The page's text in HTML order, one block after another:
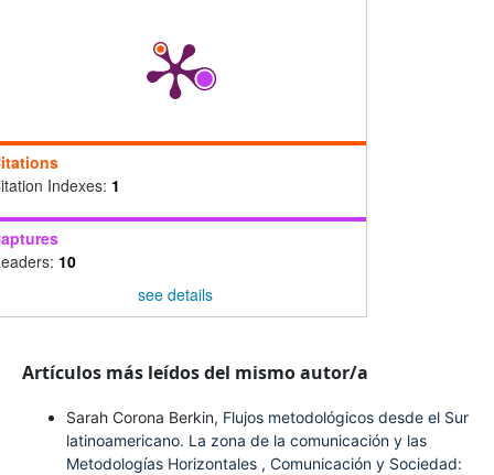
Indexes: 1
10
see details
Artículos más leídos del mismo autor/a
Sarah Corona Berkin, Flujos metodológicos desde el Sur
latinoamericano. La zona de la comunicación y las
Metodologías Horizontales , Comunicación y Sociedad: